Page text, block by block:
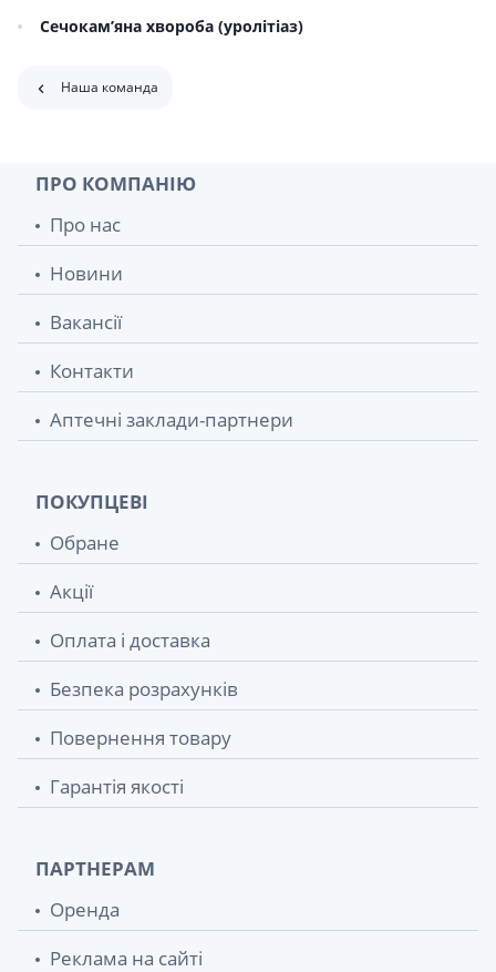
Сечокам’яна хвороба (уролітіаз)
Наша команда
ПРО КОМПАНІЮ
Про нас
Новини
Вакансії
Контакти
Аптечні заклади-партнери
ПОКУПЦЕВІ
Обране
Акції
Оплата і доставка
Безпека розрахунків
Повернення товару
Гарантія якості
ПАРТНЕРАМ
Оренда
Реклама на сайті